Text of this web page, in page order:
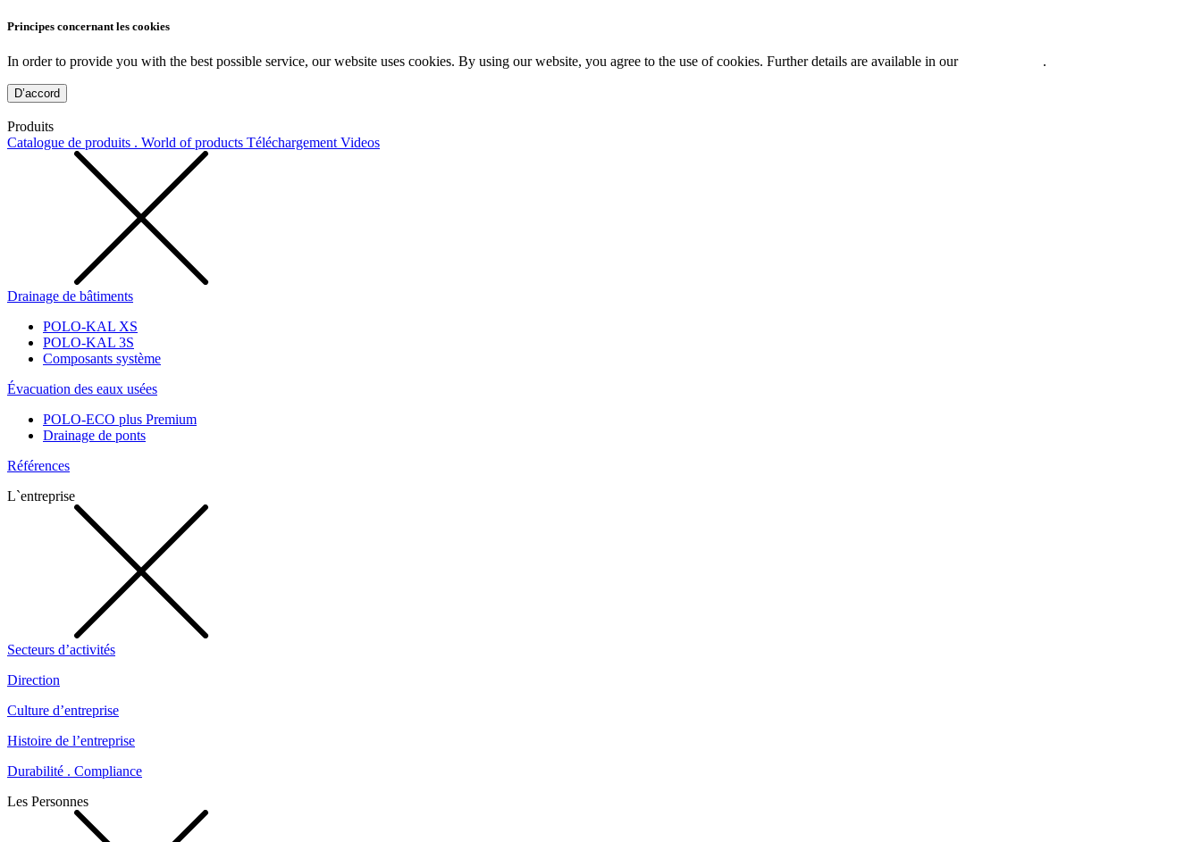
Principes concernant les cookies
In order to provide you with the best possible service, our website uses cookies. By using our website, you agree to the use of cookies. Further details are available in our .
D’accord
Produits
Catalogue de produits . World of products Téléchargement Videos
Drainage de bâtiments
POLO-KAL XS
POLO-KAL 3S
Composants système
Évacuation des eaux usées
POLO-ECO plus Premium
Drainage de ponts
Références
L`entreprise
Secteurs d’activités
Direction
Culture d’entreprise
Histoire de l’entreprise
Durabilité . Compliance
Les Personnes